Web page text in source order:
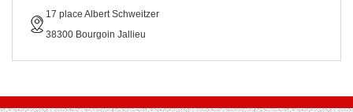
17 place Albert Schweitzer
38300 Bourgoin Jallieu